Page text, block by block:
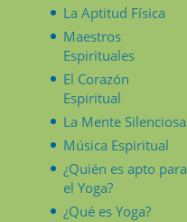
La Aptitud Física
Maestros
Espirituales
El Corazón
Espiritual
La Mente Silenciosa
Música Espiritual
¿Quién es apto para
el Yoga?
¿Qué es Yoga?